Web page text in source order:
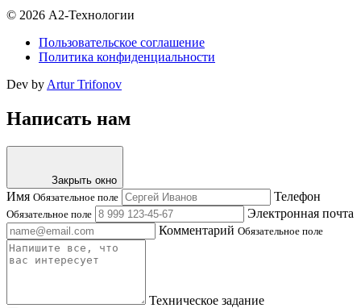
© 2026 А2-Технологии
Пользовательское соглашение
Политика конфиденциальности
Dev by Artur Trifonov
Написать нам
Закрыть окно
Имя Обязательное поле Телефон
Обязательное поле
Электронная почта
Комментарий Обязательное поле
Техническое задание